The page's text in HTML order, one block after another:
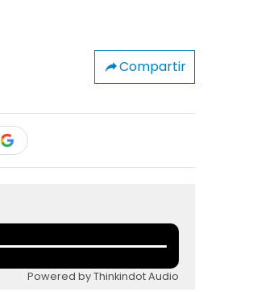
Compartir
Powered by Thinkindot Audio